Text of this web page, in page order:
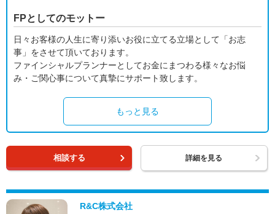
FPとしてのモットー
日々お客様の人生に寄り添いお役に立てる立場として「お志
事」をさせて頂いております。
ファインシャルプランナーとしてお金にまつわる様々なお悩
み・ご関心事について真摯にサポート致します。
もっと見る
相談する 詳細を見る
R&C株式会社